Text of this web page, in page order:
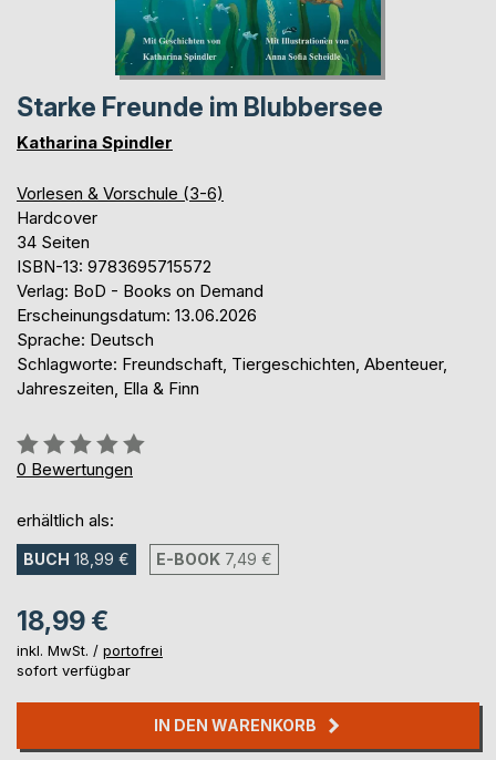
Starke Freunde im Blubbersee
Katharina Spindler
Vorlesen & Vorschule (3-6)
Hardcover
34 Seiten
ISBN-13: 9783695715572
Verlag: BoD - Books on Demand
Erscheinungsdatum: 13.06.2026
Sprache: Deutsch
Schlagworte: Freundschaft, Tiergeschichten, Abenteuer,
Jahreszeiten, Ella & Finn
Bewertung::
0%
0 Bewertungen
erhältlich als:
BUCH 18,99 € E-BOOK 7,49 €
18,99 €
inkl. MwSt. / portofrei
sofort verfügbar
IN DEN WARENKORB